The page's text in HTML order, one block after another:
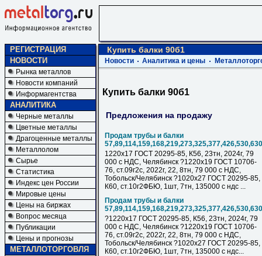
РЕГИСТРАЦИЯ
НОВОСТИ
Рынка металлов
Новости компаний
Информагентства
АНАЛИТИКА
Черные металлы
Цветные металлы
Драгоценные металлы
Металлолом
Сырье
Статистика
Индекс цен России
Мировые цены
Цены на биржах
Вопрос месяца
Публикации
Цены и прогнозы
МЕТАЛЛОТОРГОВЛЯ
Купить балки 90б1
Новости Аналитика и цены
Купить балки 90б1
Предложения на продажу
Продам трубы и балки
1220х17 ГОСТ 20295-85, К56, 23тн, 2024г, 79
000 с НДC, Челябинск ?1220х19 ГОСТ 10706-
76, ст.09г2с, 2022г, 22, 8тн, 79 000 с НДC,
Тобольск/Челябинск ?1020х27 ГОСТ 20295-85,
К60, ст.10г2ФБЮ, 1шт, 7тн, 135000 с ндс ...
Продам трубы и балки
?1220х17 ГОСТ 20295-85, К56, 23тн, 2024г, 79
000 с НДC, Челябинск ?1220х19 ГОСТ 10706-
76, ст.09г2с, 2022г, 22, 8тн, 79 000 с НДC,
Тобольск/Челябинск ?1020х27 ГОСТ 20295-85,
К60, ст.10г2ФБЮ, 1шт, 7тн, 135000 с ндс...